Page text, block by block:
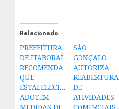
Relacionado
PREFEITURA
DE ITABORAÍ
RECOMENDA
QUE
ESTABELECIMENTOS
ADOTEM
MEDIDAS DE
SÃO
GONÇALO
AUTORIZA
REABERTURA
DE
ATIVIDADES
COMERCIAIS